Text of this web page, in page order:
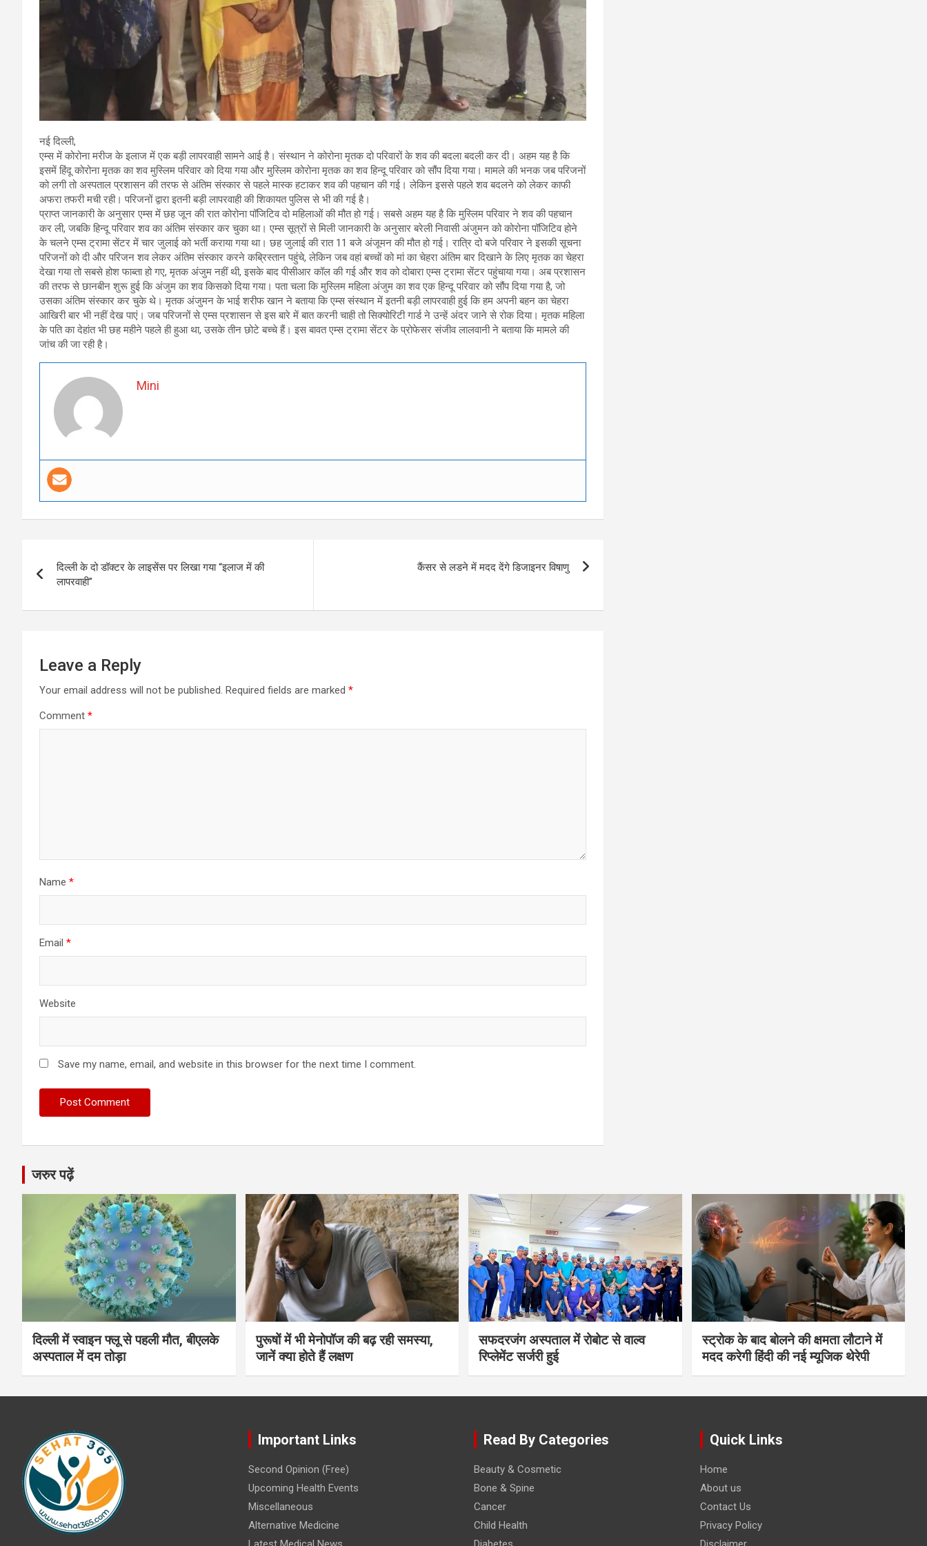
नई दिल्ली,
एम्स में कोरोना मरीज के इलाज में एक बड़ी लापरवाही सामने आई है। संस्थान ने कोरोना मृतक दो परिवारों के शव की बदला बदली कर दी। अहम यह है कि
इसमें हिंदू कोरोना मृतक का शव मुस्लिम परिवार को दिया गया और मुस्लिम कोरोना मृतक का शव हिन्दू परिवार को सौंप दिया गया। मामले की भनक जब परिजनों
को लगी तो अस्पताल प्रशासन की तरफ से अंतिम संस्कार से पहले मास्क हटाकर शव की पहचान की गई। लेकिन इससे पहले शव बदलने को लेकर काफी
अफरा तफरी मची रही। परिजनों द्वारा इतनी बड़ी लापरवाही की शिकायत पुलिस से भी की गई है।
प्राप्त जानकारी के अनुसार एम्स में छह जून की रात कोरोना पॉजिटिव दो महिलाओं की मौत हो गई। सबसे अहम यह है कि मुस्लिम परिवार ने शव की पहचान
कर ली, जबकि हिन्दू परिवार शव का अंतिम संस्कार कर चुका था। एम्स सूत्रों से मिली जानकारी के अनुसार बरेली निवासी अंजुमन को कोरोना पॉजिटिव होने
के चलने एम्स ट्रामा सेंटर में चार जुलाई को भर्ती कराया गया था। छह जुलाई की रात 11 बजे अंजूमन की मौत हो गई। रात्रि दो बजे परिवार ने इसकी सूचना
परिजनों को दी और परिजन शव लेकर अंतिम संस्कार करने कब्रिस्तान पहुंचे, लेकिन जब वहां बच्चों को मां का चेहरा अंतिम बार दिखाने के लिए मृतक का चेहरा
देखा गया तो सबसे होश फाब्ता हो गए, मृतक अंजुम नहीं थी, इसके बाद पीसीआर कॉल की गई और शव को दोबारा एम्स ट्रामा सेंटर पहुंचाया गया। अब प्रशासन
की तरफ से छानबीन शुरू हुई कि अंजुम का शव किसको दिया गया। पता चला कि मुस्लिम महिला अंजुम का शव एक हिन्दू परिवार को सौंप दिया गया है, जो
उसका अंतिम संस्कार कर चुके थे। मृतक अंजुमन के भाई शरीफ खान ने बताया कि एम्स संस्थान में इतनी बड़ी लापरवाही हुई कि हम अपनी बहन का चेहरा
आखिरी बार भी नहीं देख पाएं। जब परिजनों से एम्स प्रशासन से इस बारे में बात करनी चाही तो सिक्योरिटी गार्ड ने उन्हें अंदर जाने से रोक दिया। मृतक महिला
के पति का देहांत भी छह महीने पहले ही हुआ था, उसके तीन छोटे बच्चे हैं। इस बावत एम्स ट्रामा सेंटर के प्रोफेसर संजीव लालवानी ने बताया कि मामले की
जांच की जा रही है।
Mini
navigation
दिल्ली के दो डॉक्टर के लाइसेंस पर लिखा गया “इलाज में की
लापरवाही”
कैंसर से लडने में मदद देंगे डिजाइनर विषाणु
Leave a Reply
Your email address will not be published. Required fields are marked *
Comment *
Name *
Email *
Website
Save my name, email, and website in this browser for the next time I comment.
जरुर पढ़ें
दिल्ली में स्वाइन फ्लू से पहली मौत, बीएलके
अस्पताल में दम तोड़ा
पुरूषों में भी मेनोपॉज की बढ़ रही समस्या,
जानें क्या होते हैं लक्षण
सफदरजंग अस्पताल में रोबोट से वाल्व
रिप्लेमेंट सर्जरी हुई
स्ट्रोक के बाद बोलने की क्षमता लौटाने में
मदद करेगी हिंदी की नई म्यूजिक थेरेपी
Important Links
Second Opinion (Free)
Upcoming Health Events
Miscellaneous
Alternative Medicine
Read By Categories
Beauty & Cosmetic
Bone & Spine
Cancer
Child Health
Quick Links
Home
About us
Contact Us
Privacy Policy